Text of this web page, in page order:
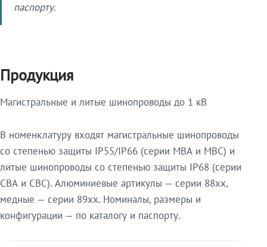
паспорту.
Продукция
Магистральные и литые шинопроводы до 1 кВ
В номенклатуру входят магистральные шинопроводы
со степенью защиты IP55/IP66 (серии МВА и МВС) и
литые шинопроводы со степенью защиты IP68 (серии
СВА и СВС). Алюминиевые артикулы — серии 88xx,
медные — серии 89xx. Номиналы, размеры и
конфигурации — по каталогу и паспорту.